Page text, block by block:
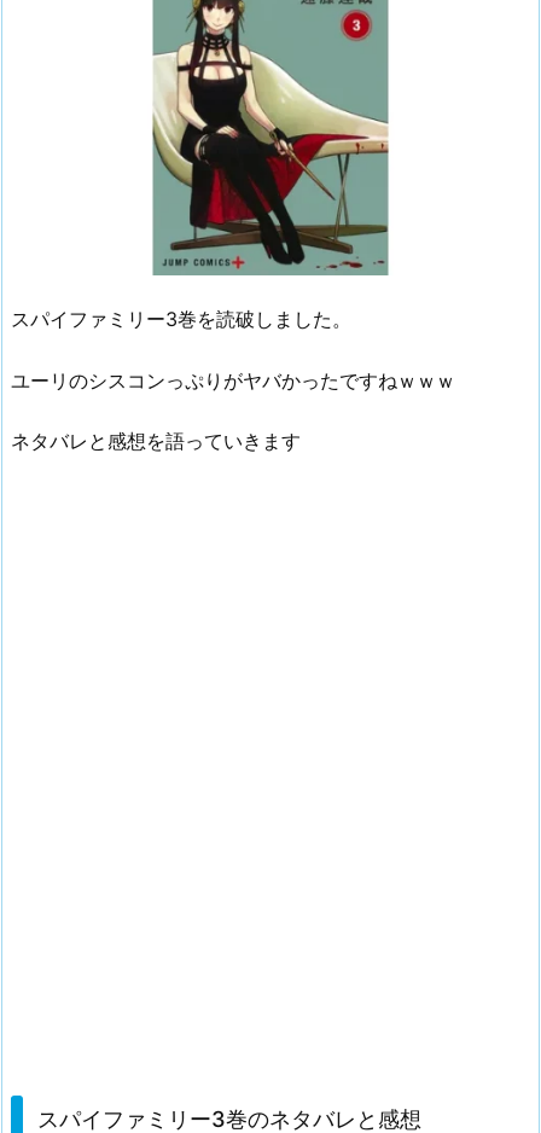
スパイファミリー3巻を読破しました。
ユーリのシスコンっぷりがヤバかったですねｗｗｗ
ネタバレと感想を語っていきます
スパイファミリー3巻のネタバレと感想